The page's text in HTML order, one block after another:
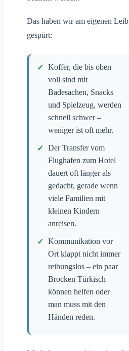
Das haben wir am eigenen Leib
gespürt:
Koffer, die bis oben
voll sind mit
Badesachen, Snacks
und Spielzeug, werden
schnell schwer –
weniger ist oft mehr.
Der Transfer vom
Flughafen zum Hotel
dauert oft länger als
gedacht, gerade wenn
viele Familien mit
kleinen Kindern
anreisen.
Kommunikation vor
Ort klappt nicht immer
reibungslos – ein paar
Brocken Türkisch
können helfen oder
man muss mit den
Händen reden.